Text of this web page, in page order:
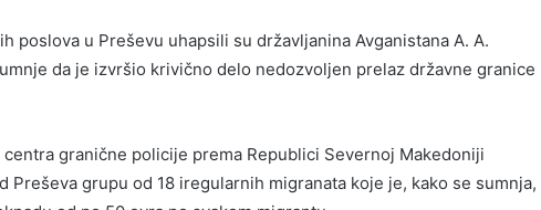
poslova u Preševu uhapsili su državljanina Avganistana A. A.
da je izvršio krivično delo nedozvoljen prelaz državne granice
granične policije prema Republici Severnoj Makedoniji
Preševa grupu od 18 iregularnih migranata koje je, kako se sumnja,